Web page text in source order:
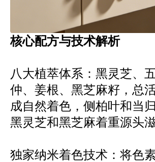
核心配方与技术解析
八大植萃体系：黑灵芝、
仲、姜根、黑芝麻籽，总
成自然着色，侧柏叶和当
黑灵芝和黑芝麻着重源头
独家纳米着色技术：将色